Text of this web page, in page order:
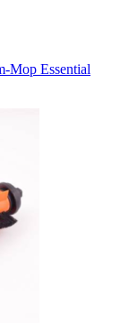
Mop Essential